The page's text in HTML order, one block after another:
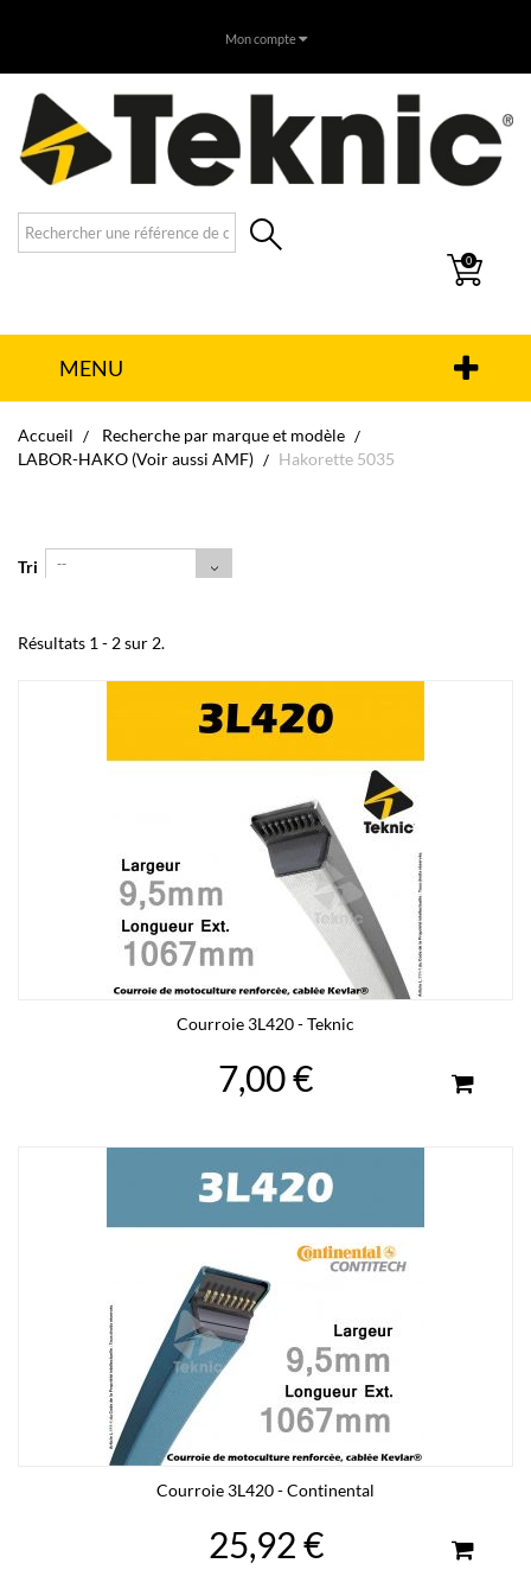
Mon compte
0
MENU
Accueil
Recherche par marque et modèle
LABOR-HAKO (Voir aussi AMF)
Hakorette 5035
Tri --
Résultats 1 - 2 sur 2.
Courroie 3L420 - Teknic
7,00 €
Courroie 3L420 - Continental
25,92 €